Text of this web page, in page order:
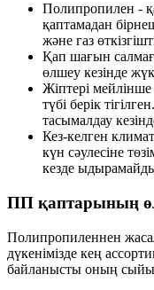
Полипропилен -
қаптамадан
және газ
Қап шағын
өлшеу кезінде
Жіптері
түбі берік
тасымалдау
Кез-келген
күн сәулесіне
кезде
ПП қаптарының
Полипропиленнен
дүкенімізде кең
байланысты оның